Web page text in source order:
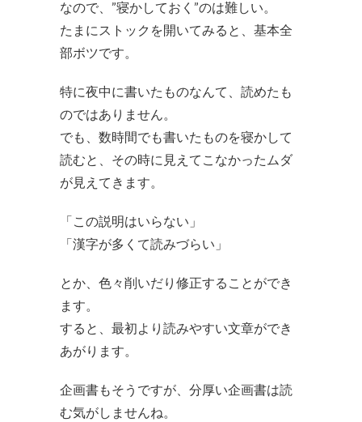
なので、”寝かしておく”のは難しい。
たまにストックを開いてみると、基本全
部ボツです。
特に夜中に書いたものなんて、読めたも
のではありません。
でも、数時間でも書いたものを寝かして
読むと、その時に見えてこなかったムダ
が見えてきます。
「この説明はいらない」
「漢字が多くて読みづらい」
とか、色々削いだり修正することができ
ます。
すると、最初より読みやすい文章ができ
あがります。
企画書もそうですが、分厚い企画書は読
む気がしませんね。